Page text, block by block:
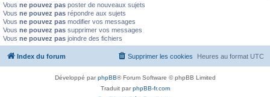
Vous ne pouvez pas poster de nouveaux sujets
Vous ne pouvez pas répondre aux sujets
Vous ne pouvez pas modifier vos messages
Vous ne pouvez pas supprimer vos messages
Vous ne pouvez pas joindre des fichiers
Index du forum Heures au format UTC
Supprimer les cookies
Développé parphpBB® Forum Software © phpBB Limited
Traduit parphpBB-fr.com